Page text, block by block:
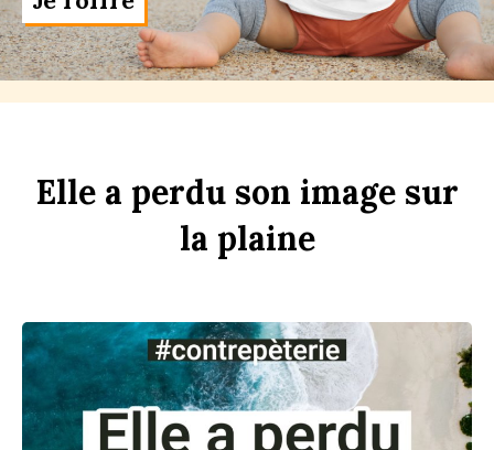
Elle a perdu son image sur
la plaine